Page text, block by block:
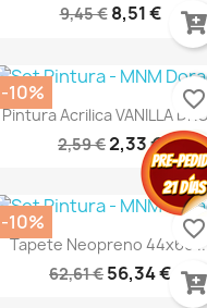
9,45 € 8,51 €
Pintura Acrilica VANILLA
2,59 €2,33 €
-10% favorite_border
Tapete Neopreno
62,61 € 56,34 €
-10% favorite_border